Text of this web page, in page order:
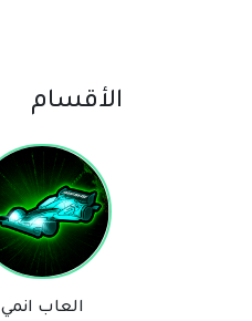
الأقسام
سيوف انمي